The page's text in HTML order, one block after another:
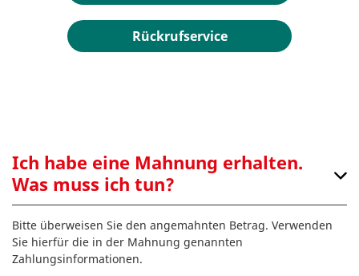
Rückrufservice
Ich habe eine Mahnung erhalten.
Was muss ich tun?
Bitte überweisen Sie den angemahnten Betrag. Verwenden
Sie hierfür die in der Mahnung genannten
Zahlungsinformationen.